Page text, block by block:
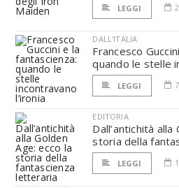
LEGGI
DALL'ITALIA
Francesco
quando le stelle
LEGGI
EDITORIA
Dall’antichità
storia della
LEGGI